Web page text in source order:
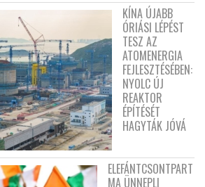
KÍNA ÚJABB
ÓRIÁSI LÉPÉST
TESZ AZ
ATOMENERGIA
FEJLESZTÉSÉBEN:
NYOLC ÚJ
REAKTOR
ÉPÍTÉSÉT
HAGYTÁK JÓVÁ
ELEFÁNTCSONTPART
MA ÜNNEPLI